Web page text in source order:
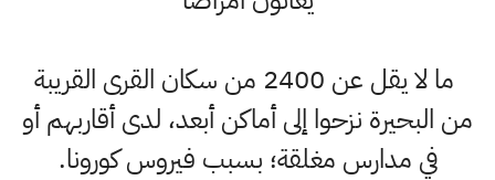
ما لا يقل عن 2400 من سكان القرى القريبة
من البحيرة نزحوا إلى أماكن أبعد، لدى أقاربهم أو
في مدارس مغلقة؛ بسبب فيروس كورونا.